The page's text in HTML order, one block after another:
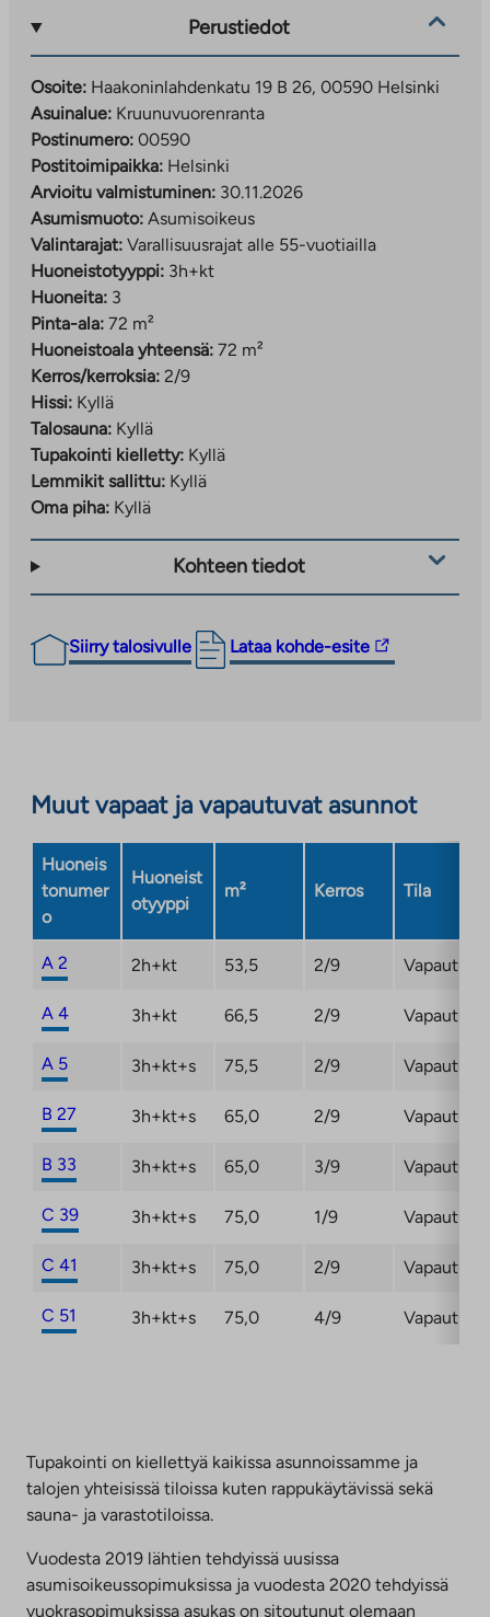
Perustiedot
Osoite: Haakoninlahdenkatu 19 B 26, 00590 Helsinki
Asuinalue: Kruunuvuorenranta
Postinumero: 00590
Postitoimipaikka: Helsinki
Arvioitu valmistuminen: 30.11.2026
Asumismuoto: Asumisoikeus
Valintarajat: Varallisuusrajat alle 55-vuotiailla
Huoneistotyyppi: 3h+kt
Huoneita: 3
Pinta-ala: 72 m²
Huoneistoala yhteensä: 72 m²
Kerros/kerroksia: 2/9
Hissi: Kyllä
Talosauna: Kyllä
Tupakointi kielletty: Kyllä
Lemmikit sallittu: Kyllä
Oma piha: Kyllä
Kohteen tiedot
Siirry talosivulle Lataa kohde-esite
Linkki
vie
uuteen
Muut vapaat ja vapautuvat asunnot
Huoneis
tonumer
o
Huoneist
otyyppi
m² Kerros Tila
A 2 2h+kt 53,5 2/9
A 4 3h+kt 66,5 2/9
A 5 3h+kt+s 75,5 2/9
B 27 3h+kt+s 65,0 2/9
B 33 3h+kt+s 65,0 3/9
C 39 3h+kt+s 75,0 1/9
C 41 3h+kt+s 75,0 2/9
C 51 3h+kt+s 75,0 4/9
Tupakointi on kiellettyä kaikissa asunnoissamme ja
talojen yhteisissä tiloissa kuten rappukäytävissä sekä
sauna- ja varastotiloissa.
Vuodesta 2019 lähtien tehdyissä uusissa
asumisoikeussopimuksissa ja vuodesta 2020 tehdyissä
vuokrasopimuksissa asukas on sitoutunut olemaan